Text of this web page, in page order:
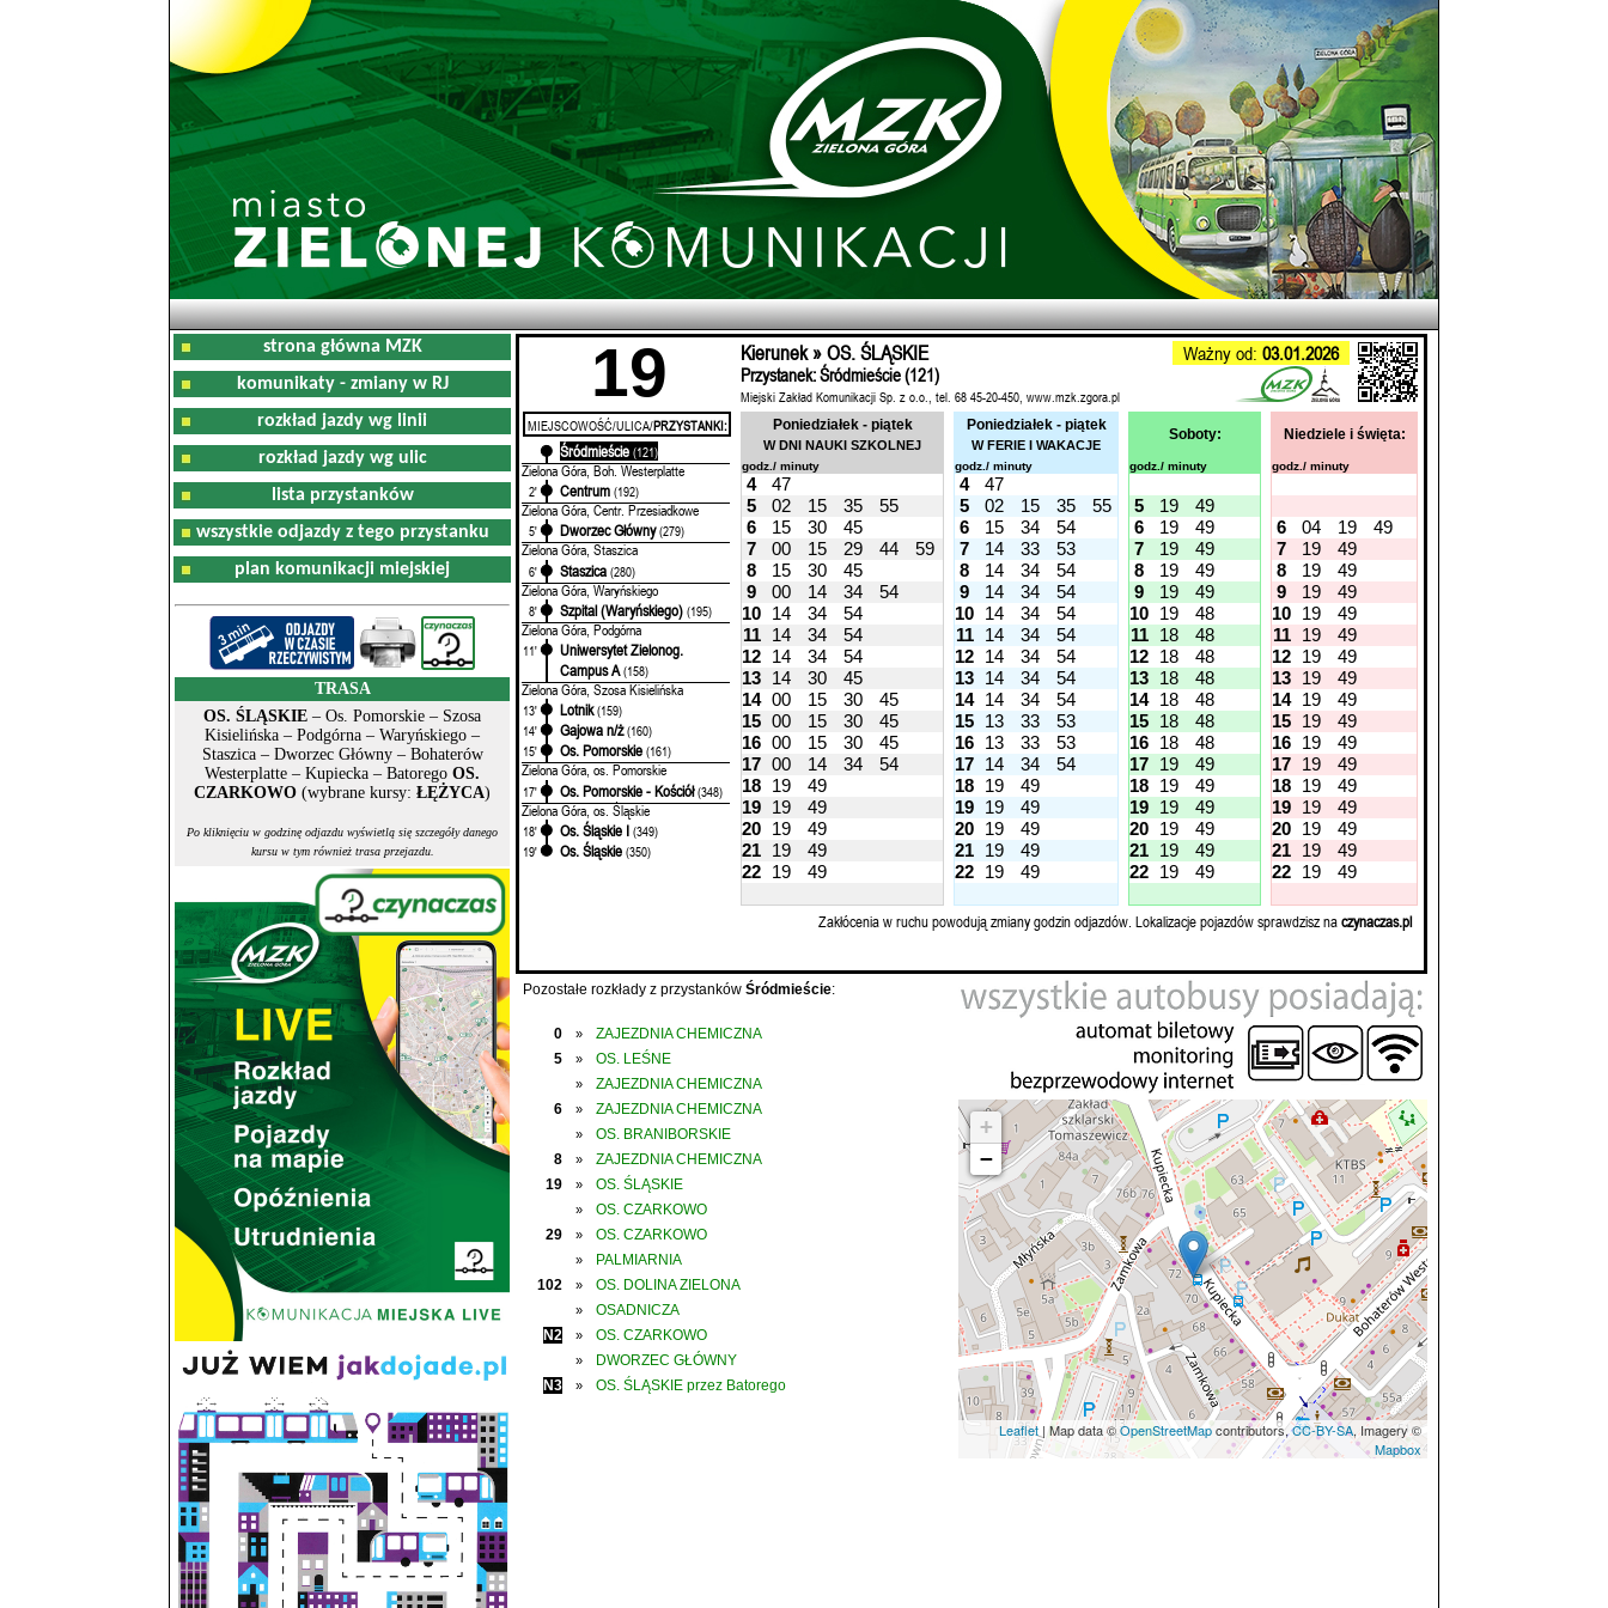
strona główna MZK
komunikaty - zmiany w RJ
rozkład jazdy wg linii
rozkład jazdy wg ulic
lista przystanków
wszystkie odjazdy z tego przystanku
plan komunikacji miejskiej
TRASA
OS. ŚLĄSKIE – Os. Pomorskie – Szosa
Kisielińska – Podgórna – Waryńskiego –
Staszica – Dworzec Główny – Bohaterów
Westerplatte – Kupiecka – Batorego OS.
CZARKOWO (wybrane kursy: ŁĘŻYCA)
Po kliknięciu w godzinę odjazdu wyświetlą się szczegóły danego
kursu w tym również trasa przejazdu.
19 Kierunek » OS. ŚLĄSKIE Ważny od: 03.01.2026
Przystanek: Śródmieście (121)
Miejski Zakład Komunikacji Sp. z o.o., tel. 68 45-20-450, www.mzk.zgora.pl
MIEJSCOWOŚĆ/ULICA/PRZYSTANKI:
Śródmieście (121)
Zielona Góra, Boh. Westerplatte
2' Centrum (192)
Zielona Góra, Centr. Przesiadkowe
5' Dworzec Główny (279)
Zielona Góra, Staszica
6' Staszica (280)
Zielona Góra, Waryńskiego
8' Szpital (Waryńskiego) (195)
Zielona Góra, Podgórna
11'
Uniwersytet Zielonog.
Campus A (158)
Zielona Góra, Szosa Kisielińska
13' Lotnik (159)
14'
Gajowa n/ż (160)
15'
Os. Pomorskie (161)
Zielona Góra, os. Pomorskie
17' Os. Pomorskie - Kościół (348)
Zielona Góra, os. Śląskie
18' Os. Śląskie I (349)
19'
Os. Śląskie (350)
Poniedziałek - piątek
W DNI NAUKI SZKOLNEJ
Poniedziałek - piątek
W FERIE I WAKACJE
Soboty: Niedziele i święta:
godz./ minuty godz./ minuty godz./ minuty godz./ minuty
4 47 4
47
5
02 15 35 55 5 02 15 35 55 5 19
49
6
15 30 45 6 15 34 54 6 19 49 6 04 19
49
7
00 15 29 44 59 7 14 33 53 7 19 49 7 19
49
8
15 30 45 8 14 34 54 8 19 49 8 19
49
9
00 14 34 54 9 14 34 54 9 19 49 9 19
49
10 14 34 54 10 14 34 54 10 19 48 10 19
49
11
14 34 54 11 14 34 54 11 18 48 11 19
49
12 14 34 54 12 14 34 54 12 18 48 12 19
49
13 14 30 45 13 14 34 54 13 18 48 13 19
49
14 00 15 30 45 14 14 34 54 14 18 48 14 19
49
15 00 15 30 45 15 13 33 53 15 18 48 15 19
49
16 00 15 30 45 16 13 33 53 16 18 48 16 19
49
17 00 14 34 54 17 14 34 54 17 19 49 17 19
49
18 19 49 18 19 49 18 19 49 18 19
49
19 19 49 19 19 49 19 19 49 19 19
49
20 19 49 20 19 49 20 19 49 20 19
49
21 19 49 21 19 49 21 19 49 21 19
49
22 19 49 22 19 49 22 19 49 22 19 49
Zakłócenia w ruchu powodują zmiany godzin odjazdów. Lokalizacje pojazdów sprawdzisz naczynaczas.pl
Pozostałe rozkłady z przystanków Śródmieście:
0 »
ZAJEZDNIA CHEMICZNA
5
» OS. LEŚNE
»
ZAJEZDNIA CHEMICZNA
6
» ZAJEZDNIA CHEMICZNA
»
OS. BRANIBORSKIE
8
»
ZAJEZDNIA CHEMICZNA
19
» OS. ŚLĄSKIE
»
OS. CZARKOWO
29
» OS. CZARKOWO
»
PALMIARNIA
102
» OS. DOLINA ZIELONA
»
OSADNICZA
N2
» OS. CZARKOWO
»
DWORZEC GŁÓWNY
N3
» OS. ŚLĄSKIE przez Batorego
+
−
Leaflet | Map data ©OpenStreetMapcontributors,CC-BY-SA, Imagery ©
Mapbox